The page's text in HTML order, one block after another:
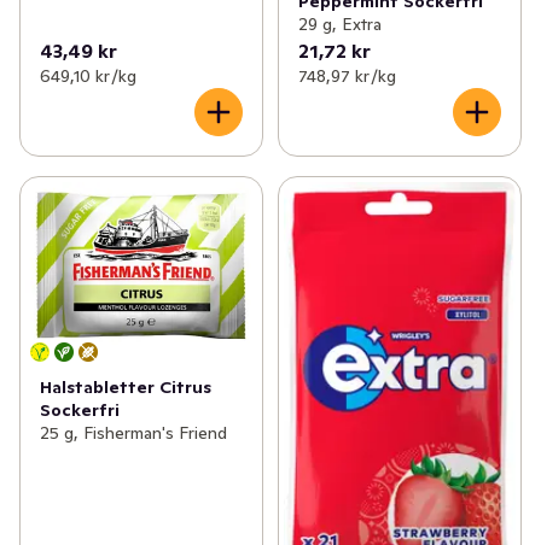
43,49 kr
649,10 kr /kg
29 g, Extra
21,72 kr
748,97 kr /kg
Halstabletter Citrus
Sockerfri
25 g, Fisherman's Friend